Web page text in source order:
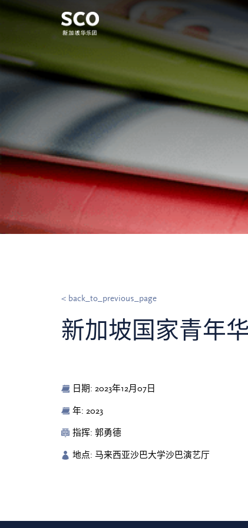
< back_to_previous_page
新加坡国家青年
日期: 2023年12月07日
年: 2023
指挥: 郭勇德
地点: 马来西亚沙巴大学沙巴演艺厅